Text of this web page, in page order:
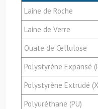
Laine de Roche
Laine de Verre
Ouate de Cellulose
Polystyrène Expansé
Polystyrène Extrudé
Polyuréthane (PU)